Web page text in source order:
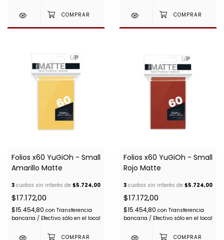
Folios x60 YuGiOh - Small
Amarillo Matte
3 cuotas sin interés de $5.724,00
$17.172,00
$15.454,80 con Transferencia
bancaria / Efectivo sólo en el local
Folios x60 YuGiOh - Small
Rojo Matte
3 cuotas sin interés de $5.724,00
$17.172,00
$15.454,80 con Transferencia
bancaria / Efectivo sólo en el local